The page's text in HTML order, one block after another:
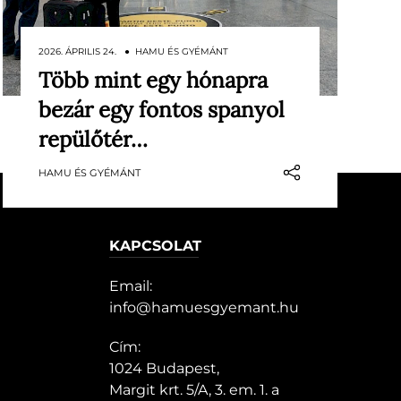
Tavaszi felújítás miatt ideiglenesen
leáll Santiago de Compostela
repülőtere, ami érzékeny
időszakban érinti az utazókat. A
galíciai város kiemelt célpont, hiszen
2026. ÁPRILIS 24. ● HAMU ÉS GYÉMÁNT
Több mint egy hónapra
bezár egy fontos spanyol
repülőtér…
HAMU ÉS GYÉMÁNT
KAPCSOLAT
Email:
info@hamuesgyemant.hu
Cím:
1024 Budapest,
Margit krt. 5/A, 3. em. 1. a